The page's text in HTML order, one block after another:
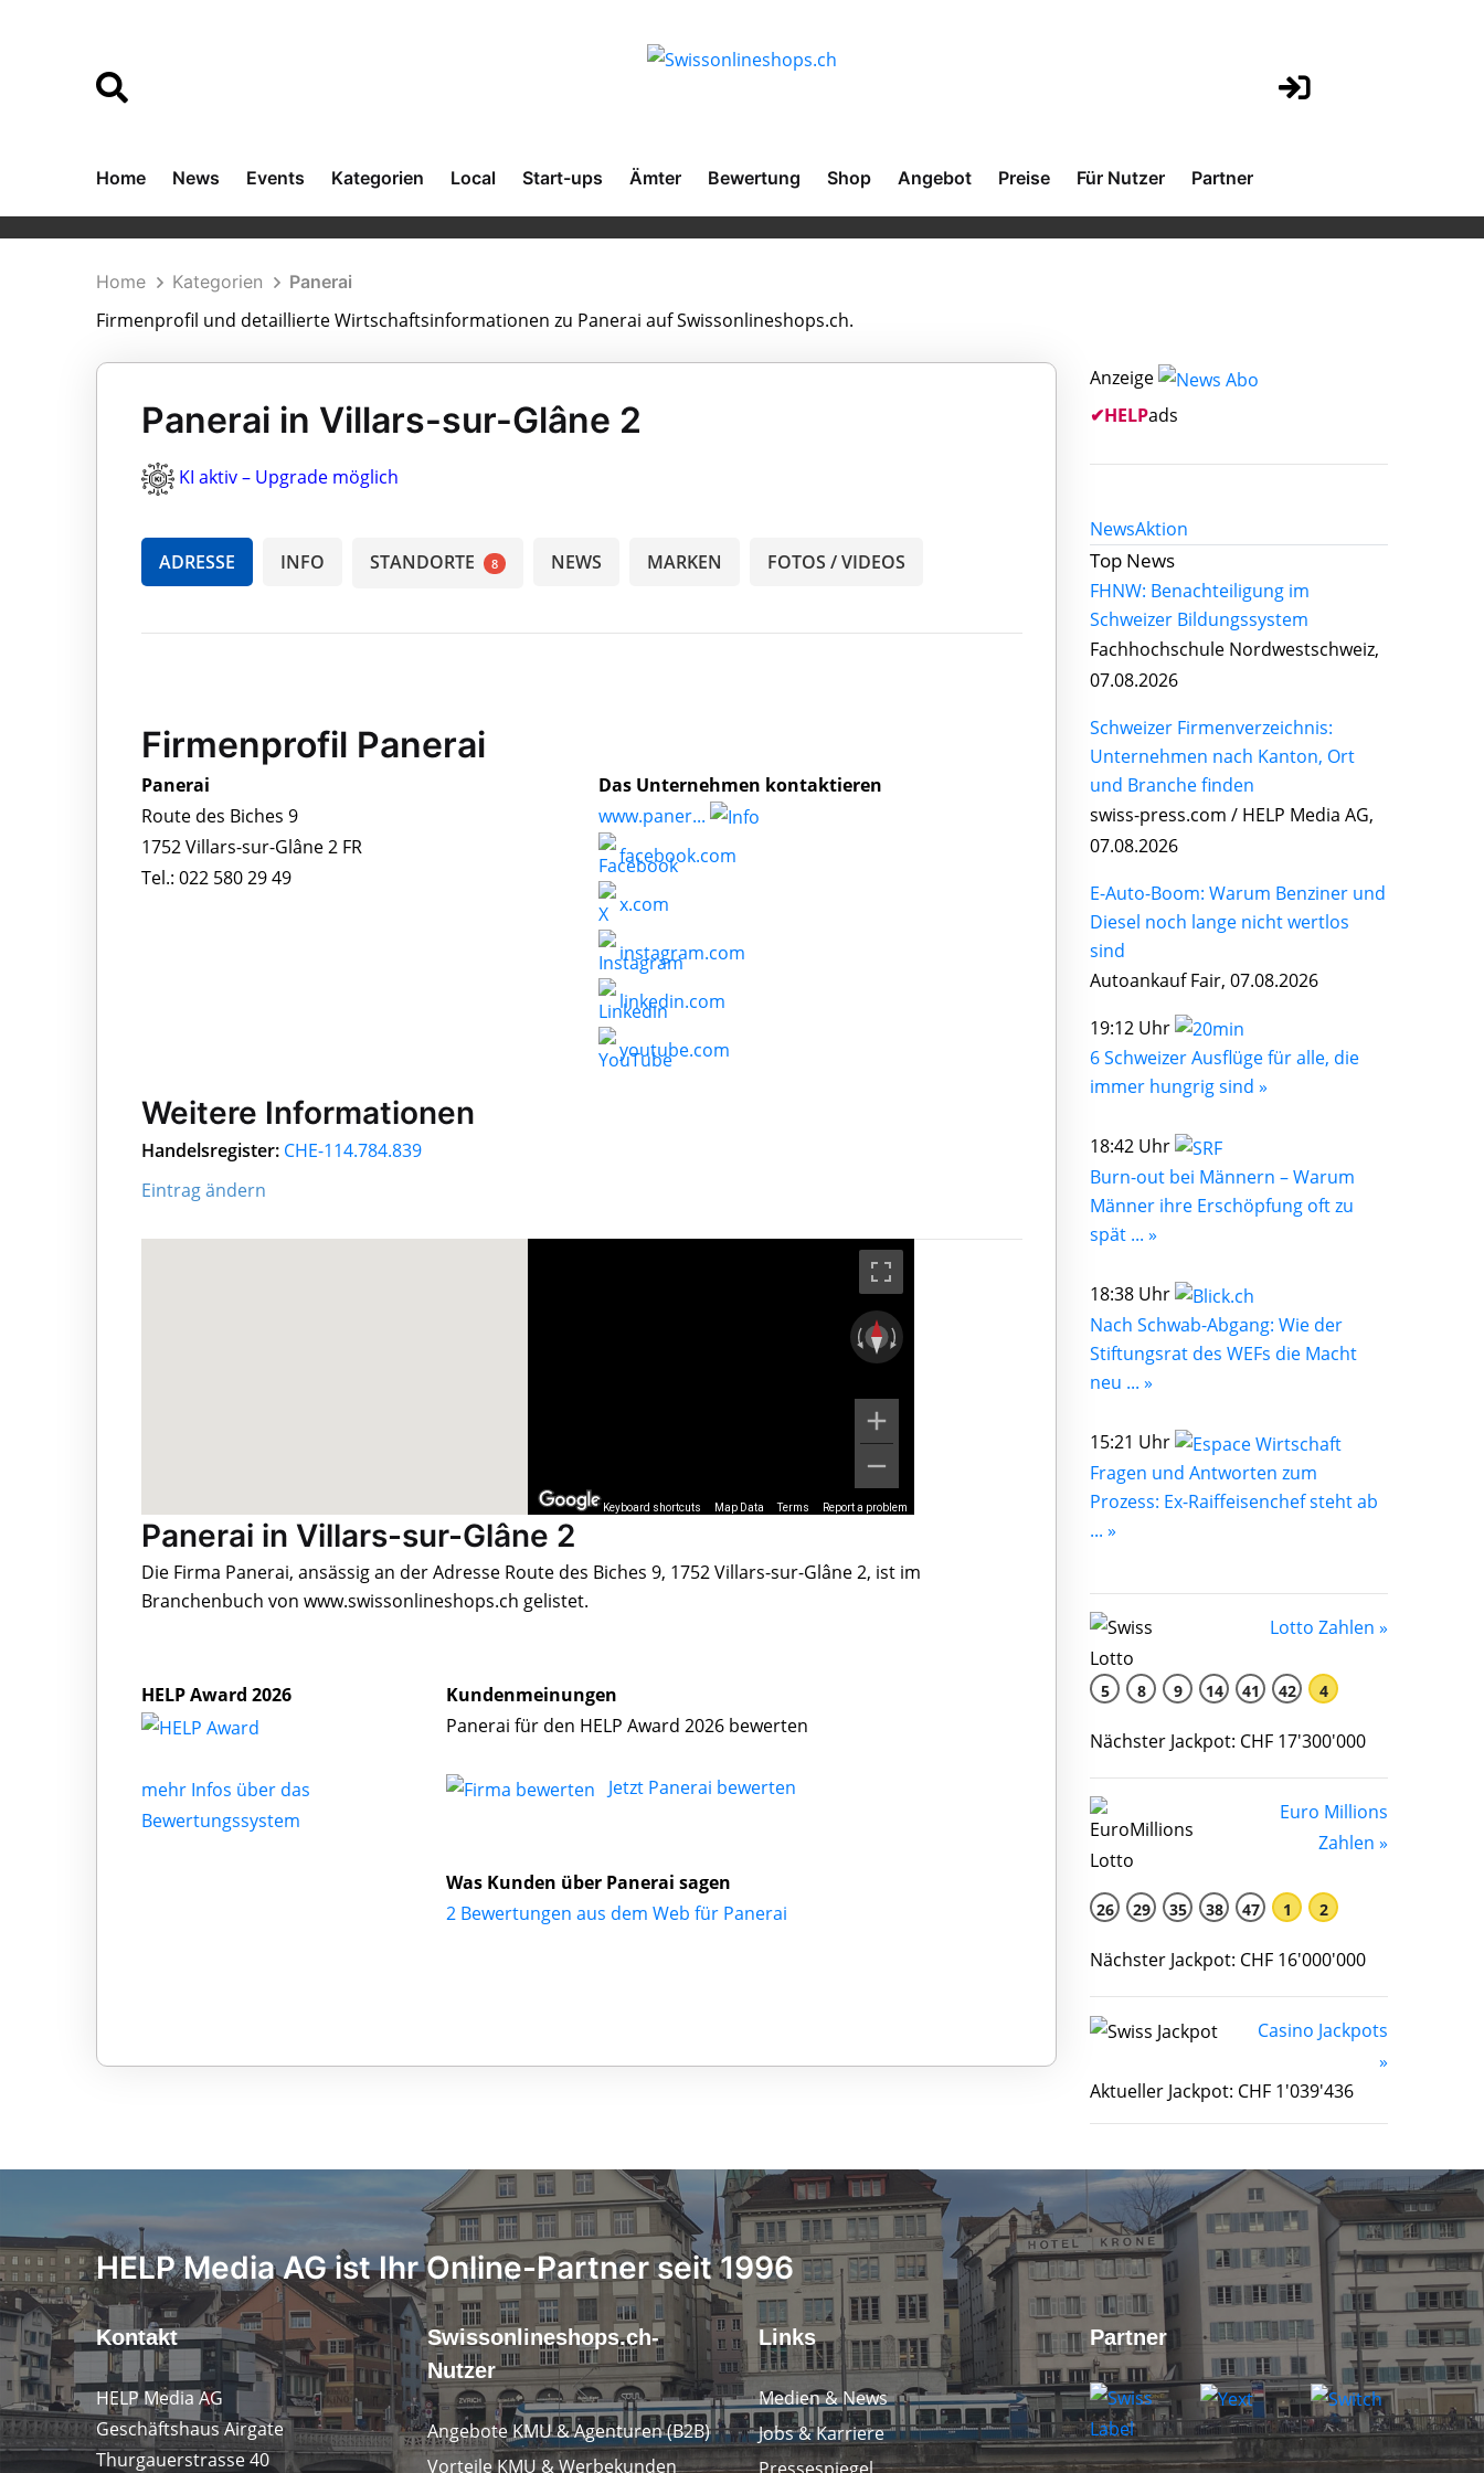
Home News Events Kategorien Local Start-ups Ämter Bewertung Shop Angebot Preise Für Nutzer Partner
Home Kategorien Panerai
Firmenprofil und detaillierte Wirtschaftsinformationen zu Panerai auf Swissonlineshops.ch.
Panerai in Villars-sur-Glâne 2
KI aktiv – Upgrade möglich
ADRESSE INFO STANDORTE 8 NEWS MARKEN FOTOS / VIDEOS
Firmenprofil Panerai
Panerai
Route des Biches 9
1752 Villars-sur-Glâne 2 FR
Tel.: 022 580 29 49
Das Unternehmen kontaktieren
www.paner...
facebook.com
x.com
instagram.com
linkedin.com
youtube.com
Weitere Informationen
Handelsregister: CHE-114.784.839
Eintrag ändern
Keyboard shortcuts Map Data Terms Report a problem
Panerai in Villars-sur-Glâne 2
Die Firma Panerai, ansässig an der Adresse Route des Biches 9, 1752 Villars-sur-Glâne 2, ist im
Branchenbuch von www.swissonlineshops.ch gelistet.
HELP Award 2026
mehr Infos über das
Bewertungssystem
Kundenmeinungen
Panerai für den HELP Award 2026 bewerten
Jetzt Panerai bewerten
Was Kunden über Panerai sagen
2 Bewertungen aus dem Web für Panerai
Anzeige
✔HELPads
NewsAktion
Top News
FHNW: Benachteiligung im
Schweizer Bildungssystem
Fachhochschule Nordwestschweiz,
07.08.2026
Schweizer Firmenverzeichnis:
Unternehmen nach Kanton, Ort
und Branche finden
swiss-press.com / HELP Media AG,
07.08.2026
E-Auto-Boom: Warum Benziner und
Diesel noch lange nicht wertlos
sind
Autoankauf Fair, 07.08.2026
19:12 Uhr
6 Schweizer Ausflüge für alle, die
immer hungrig sind »
18:42 Uhr
Burn-out bei Männern – Warum
Männer ihre Erschöpfung oft zu
spät ... »
18:38 Uhr
Nach Schwab-Abgang: Wie der
Stiftungsrat des WEFs die Macht
neu ... »
15:21 Uhr
Fragen und Antworten zum
Prozess: Ex-Raiffeisenchef steht ab
... »
Lotto Zahlen »
5 8 9 14 41 42 4
Nächster Jackpot: CHF 17'300'000
Euro Millions
Zahlen »
26 29 35 38 47 1 2
Nächster Jackpot: CHF 16'000'000
Casino Jackpots
»
Aktueller Jackpot: CHF 1'039'436
HELP Media AG ist Ihr Online-Partner seit 1996
Kontakt
HELP Media AG
Geschäftshaus Airgate
Thurgauerstrasse 40
Swissonlineshops.ch-
Nutzer
Angebote KMU & Agenturen (B2B)
Vorteile KMU & Werbekunden
Links
Medien & News
Jobs & Karriere
Pressespiegel
Partner